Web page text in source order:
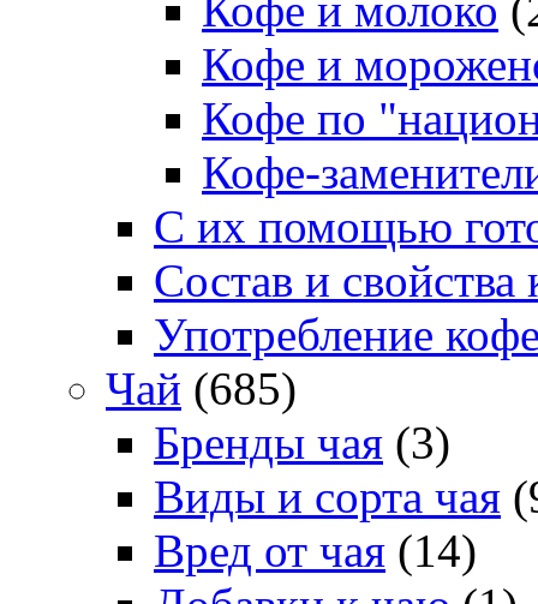
Кофе и
Кофе по
Кофе-
С их помощью
Состав и свойства
Употребление
Чай (685)
Бренды чая (3)
Виды и сорта чая
Вред от чая (14)